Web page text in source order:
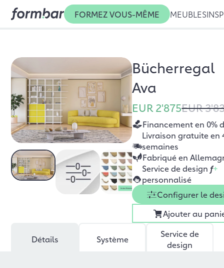
FORMEZ VOUS-MÊME MEUBLES
Bücherregal
Ava
EUR 2'875EUR
Financement en 0%
Livraison gratuite en
semaines
Fabriqué en
Service de design f+
personnalisé
Configurer le
Ajouter au
Détails Système
Service de
design